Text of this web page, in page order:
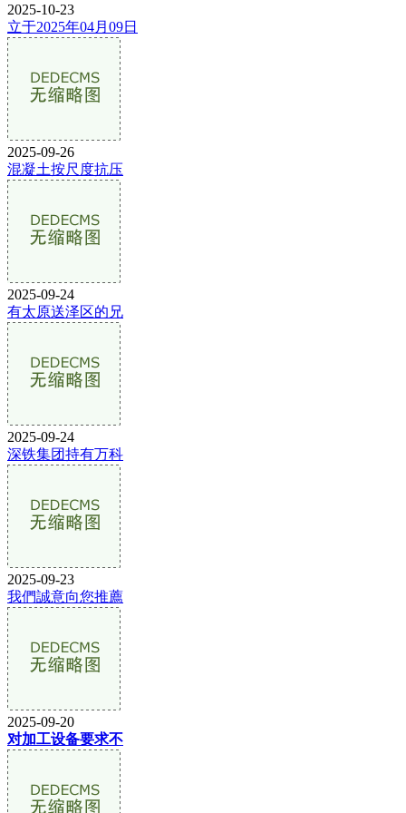
2025-10-23
立于2025年04月09日
2025-09-26
混凝土按尺度抗压
2025-09-24
有太原送泽区的兄
2025-09-24
深铁集团持有万科
2025-09-23
我們誠意向您推薦
2025-09-20
对加工设备要求不